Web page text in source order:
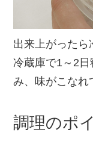
出来上がったら
冷蔵庫で1～2
み、味がこなれ
調理のポ